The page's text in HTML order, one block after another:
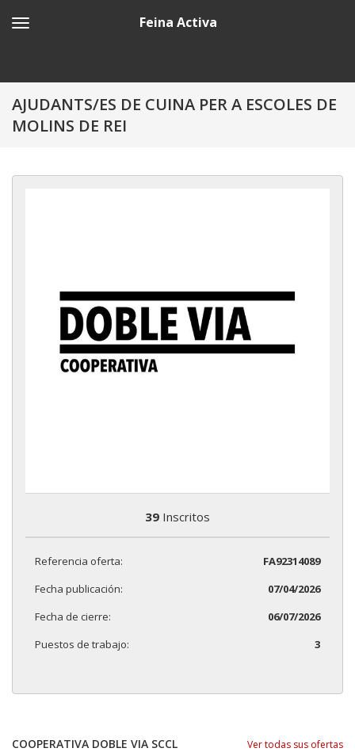
Feina Activa
AJUDANTS/ES DE CUINA PER A ESCOLES DE
MOLINS DE REI
39 Inscritos
Referencia oferta:
FA92314089
Fecha publicación:
07/04/2026
Fecha de cierre:
06/07/2026
Puestos de trabajo:
3
COOPERATIVA DOBLE VIA SCCL Ver todas sus ofertas